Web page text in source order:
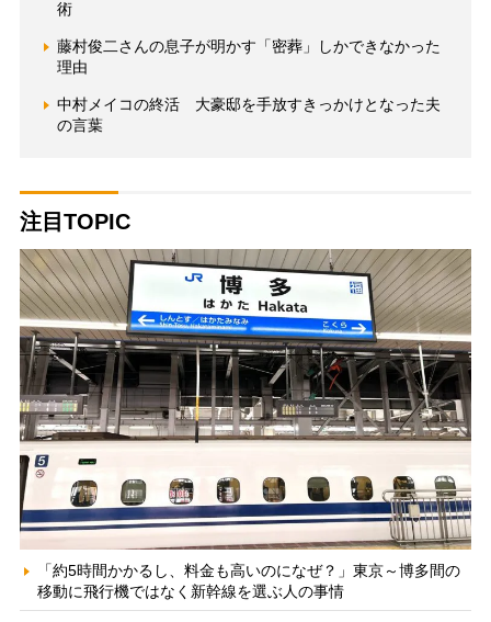
術
藤村俊二さんの息子が明かす「密葬」しかできなかった
理由
中村メイコの終活 大豪邸を手放すきっかけとなった夫
の言葉
注目TOPIC
「約5時間かかるし、料金も高いのになぜ？」東京～博多間の
移動に飛行機ではなく新幹線を選ぶ人の事情